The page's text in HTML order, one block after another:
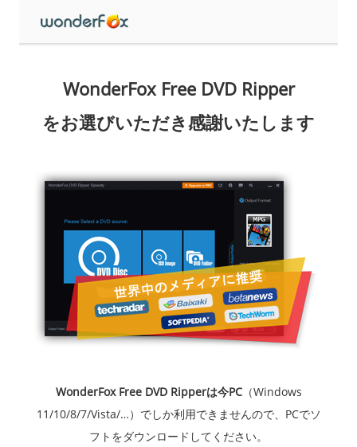
WonderFox Free DVD Ripper
をお選びいただき感謝いたします
WonderFox Free DVD Ripperは今PC（Windows
11/10/8/7/Vista/…）でしか利用できませんので、PCでソ
フトをダウンロードしてください。